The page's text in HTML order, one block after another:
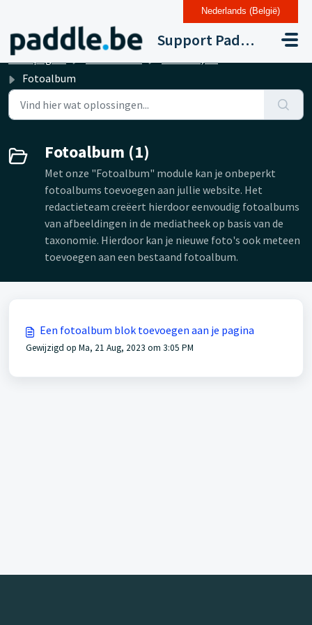
Doorgaan naar hoofdinhoud
Support Paddle Drupal 11
Startpagina
Fotoalbum
Fotoalbum (1)
Met onze "Fotoalbum" module kan je onbeperkt
fotoalbums toevoegen aan jullie website. Het
redactieteam creëert hierdoor eenvoudig fotoalbums
van afbeeldingen in de mediatheek op basis van de
taxonomie. Hierdoor kan je nieuwe foto's ook meteen
toevoegen aan een bestaand fotoalbum.
Een fotoalbum blok toevoegen aan je pagina
Gewijzigd op Ma, 21 Aug, 2023 om 3:05 PM
Nederlands (België)